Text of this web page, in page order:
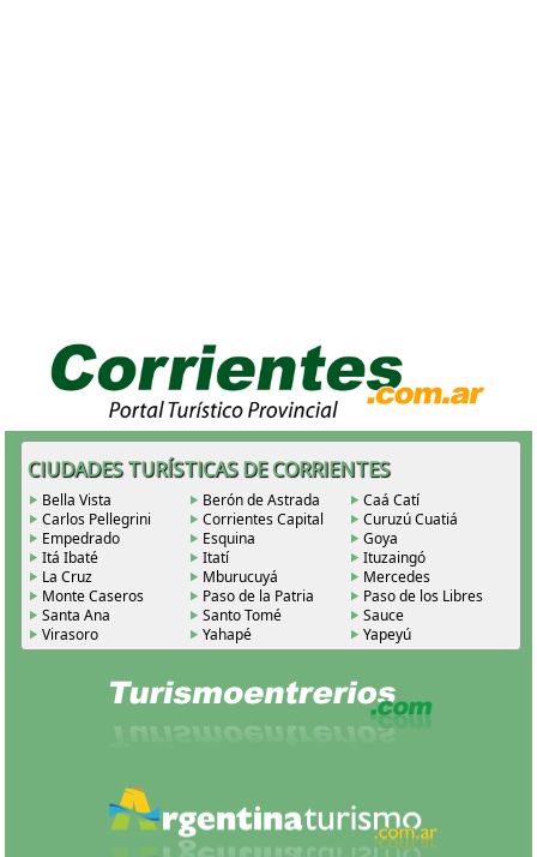
CIUDADES TURÍSTICAS DE CORRIENTES
Bella Vista Berón de Astrada
Caá Catí
Carlos Pellegrini
Corrientes Capital
Curuzú Cuatiá
Empedrado
Esquina
Goya
Itá Ibaté
Itatí
Ituzaingó
La Cruz
Mburucuyá
Mercedes
Monte Caseros
Paso de la Patria
Paso de los Libres
Santa Ana
Santo Tomé
Sauce
Virasoro
Yahapé Yapeyú